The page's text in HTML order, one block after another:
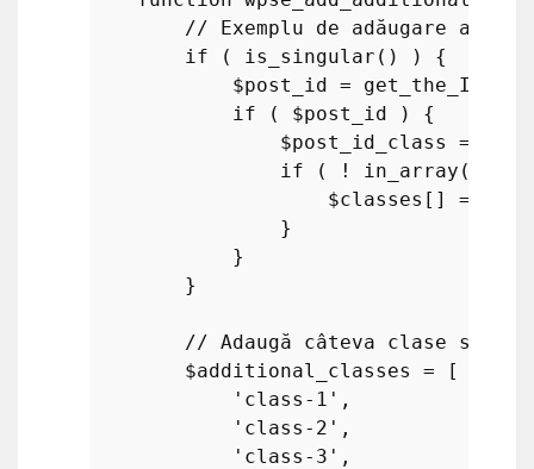
// Exemplu de adăugare a
if ( is_singular () ) {
$post_id = get_the_ID
if ( $post_id ) {
$post_id_class
=
if ( ! in_array (
$classes [] =
                }
            }
        }
// Adaugă câteva clase
$additional_classes
= [
'class-1' ,
'class-2' ,
'class-3' ,